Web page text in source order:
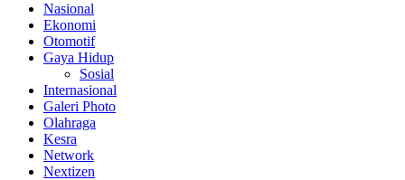
Nasional
Ekonomi
Otomotif
Gaya Hidup
Sosial
Internasional
Galeri Photo
Olahraga
Kesra
Network
Nextizen